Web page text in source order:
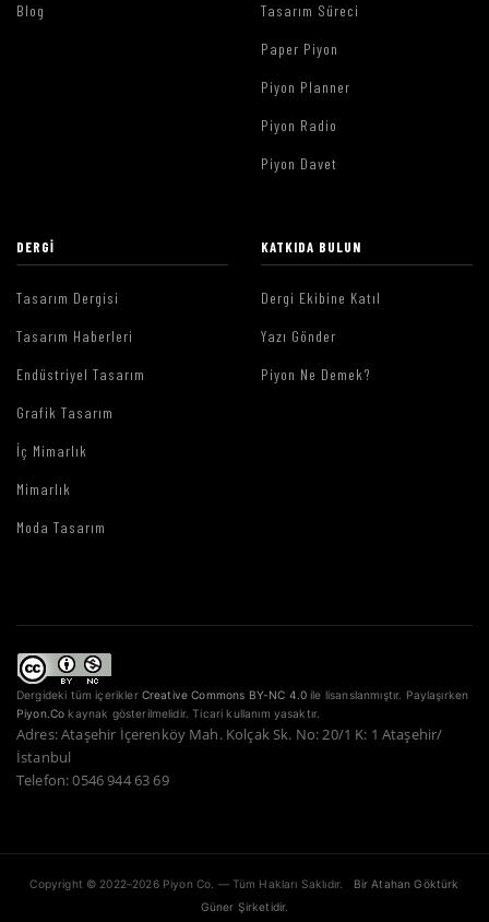
Blog Tasarım Süreci
Paper Piyon
Piyon Planner
Piyon Radio
Piyon Davet
DERGI
Tasarım Dergisi
Tasarım Haberleri
Endüstriyel Tasarım
Grafik Tasarım
İç Mimarlık
Mimarlık
Moda Tasarım
KATKIDA BULUN
Dergi Ekibine Katıl
Yazı Gönder
Piyon Ne Demek?
Dergideki tüm içerikler Creative Commons BY-NC 4.0 ile lisanslanmıştır. Paylaşırken
Piyon.Co kaynak gösterilmelidir. Ticari kullanım yasaktır.
Adres: Ataşehir İçerenköy Mah. Kolçak Sk. No: 20/1 K: 1 Ataşehir/
İstanbul
Telefon: 0546 944 63 69
Copyright © 2022–2026 Piyon Co. — Tüm Hakları Saklıdır.
Bir Atahan Göktürk
Güner Şirketidir.